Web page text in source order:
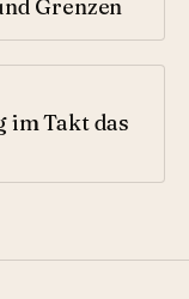
Grenzen
im Takt das